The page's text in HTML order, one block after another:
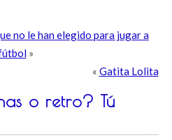
no le han elegido para jugar a
»
« Gatita Lolita
o retro? Tú